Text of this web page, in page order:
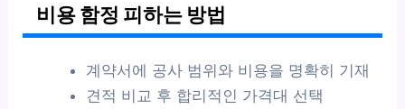
비용 함정 피하는 방법
계약서에 공사 범위와 비용을 명확히 기재
견적 비교 후 합리적인 가격대 선택